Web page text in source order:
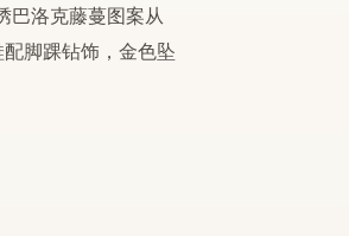
巴洛克藤蔓图案从
脚踝钻饰，金色坠